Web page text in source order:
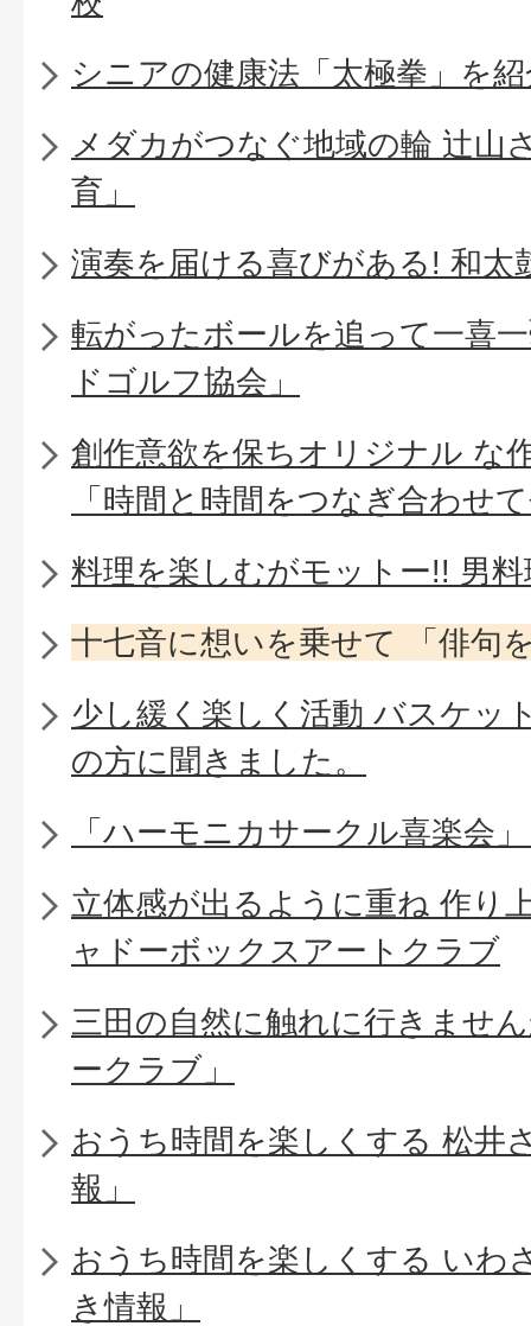
シニアの健康法「太極拳」を
メダカがつなぐ地域の輪 辻山
育」
演奏を届ける喜びがある! 和太
転がったボールを追って一喜
ドゴルフ協会」
創作意欲を保ちオリジナル な
「時間と時間をつなぎ合わせ
料理を楽しむがモットー!! 男
十七音に想いを乗せて 「俳句
少し緩く楽しく活動 バスケッ
の方に聞きました。
「ハーモニカサークル喜楽会
立体感が出るように重ね 作り
ャドーボックスアートクラブ
三田の自然に触れに行きませ
ークラブ」
おうち時間を楽しくする 松井
報」
おうち時間を楽しくする いわ
き情報」